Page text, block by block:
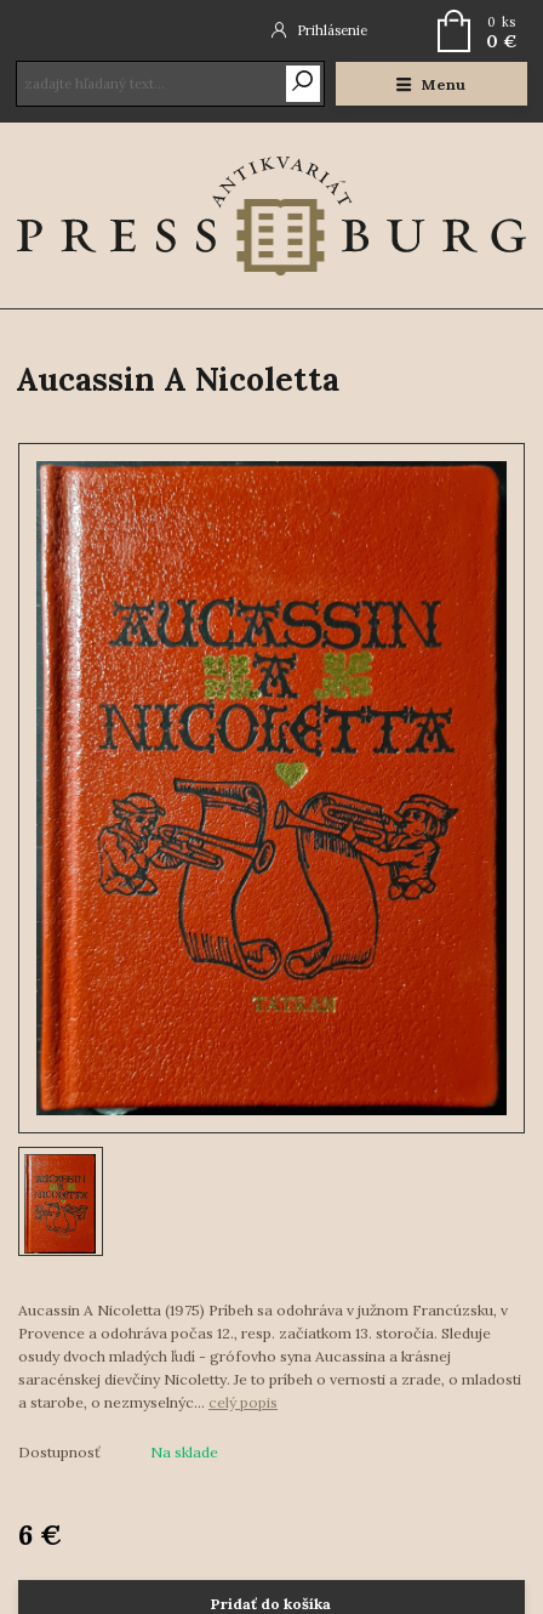
Menu
Prihlásenie 0 ks
0 €
Aucassin A Nicoletta
Aucassin A Nicoletta (1975) Príbeh sa odohráva v južnom Francúzsku, v
Provence a odohráva počas 12., resp. začiatkom 13. storočia. Sleduje
osudy dvoch mladých ľudí - grófovho syna Aucassina a krásnej
saracénskej dievčiny Nicoletty. Je to príbeh o vernosti a zrade, o mladosti
a starobe, o nezmyselnýc... celý popis
Dostupnosť Na sklade
6 €
Pridať do košíka